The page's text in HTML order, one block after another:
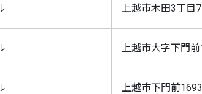
上越市木田3丁目
上越市大字下門
上越市下門前